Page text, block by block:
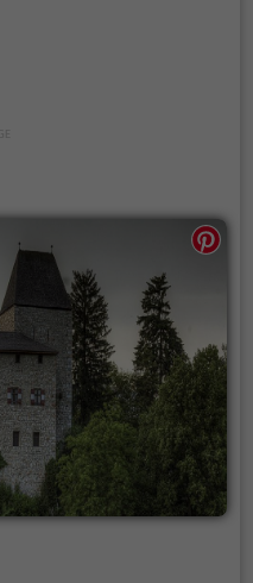
aus längst
einen kleinen